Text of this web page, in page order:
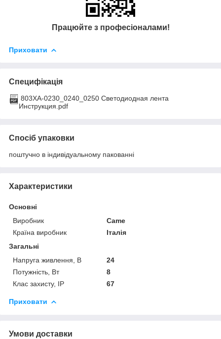
Працюйте з професіоналами!
Приховати
Специфікація
803XA-0230_0240_0250 Светодиодная лента
Инструкция.pdf
Спосіб упаковки
поштучно в індивідуальному пакованні
Характеристики
Основні
Виробник
Came
Країна виробник
Італія
Загальні
Напруга живлення, В
24
Потужність, Вт
8
Клас захисту, IP
67
Приховати
Умови доставки